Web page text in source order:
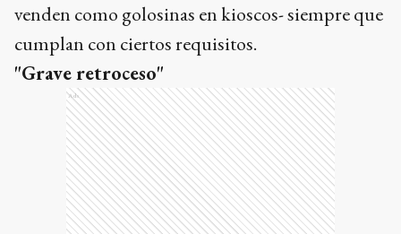
venden como golosinas en kioscos- siempre que
cumplan con ciertos requisitos.
"Grave retroceso"
Ads